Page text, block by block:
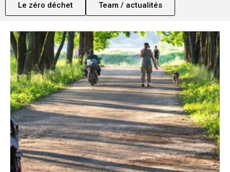
Le zéro déchet Team / actualités